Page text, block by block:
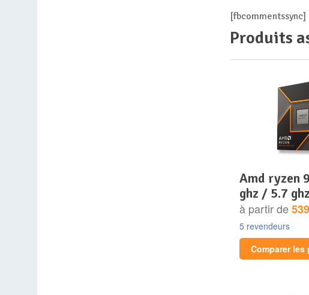
[fbcommentssync]
Produits
amd ryzen 9 9950x (4.3
ghz / 5.7
à partir de
5 revendeurs
Comparer les